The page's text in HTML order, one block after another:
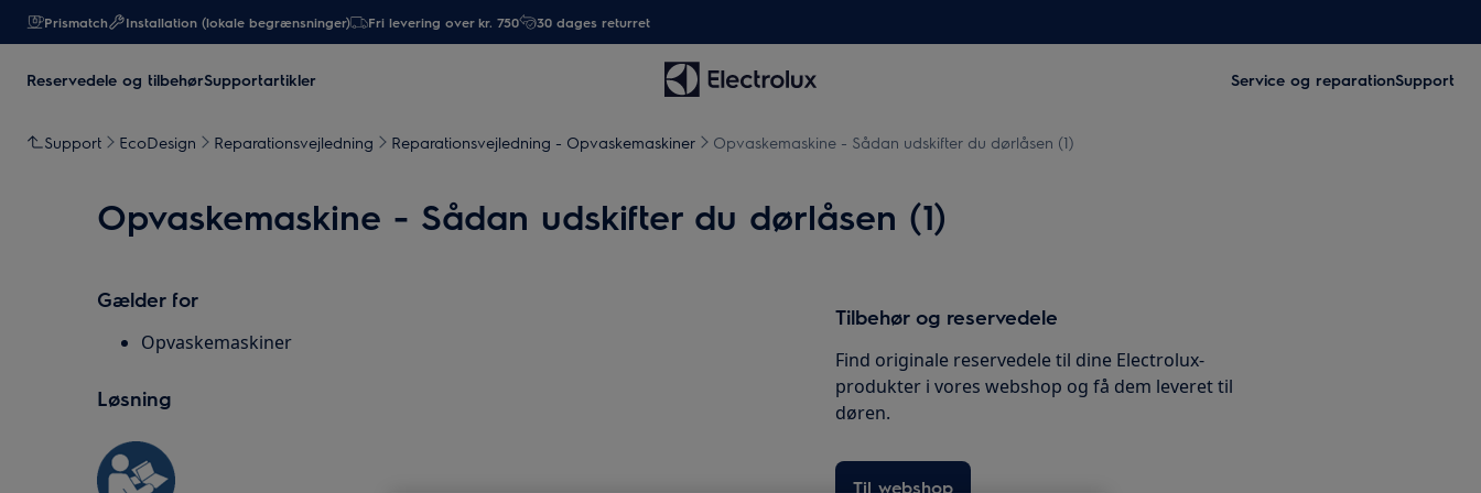
Prismatch Installation (lokale begrænsninger) Fri levering over kr. 750 30 dages returret
Reservedele og tilbehørSupportartikler Service og reparationSupport
Support EcoDesign Reparationsvejledning Reparationsvejledning - Opvaskemaskiner Opvaskemaskine - Sådan udskifter du dørlåsen (1)
Opvaskemaskine - Sådan udskifter du dørlåsen (1)
Gælder for
Opvaskemaskiner
Løsning
Tilbehør og reservedele
Find originale reservedele til dine Electrolux-
produkter i vores webshop og få dem leveret til
døren.
Til webshop